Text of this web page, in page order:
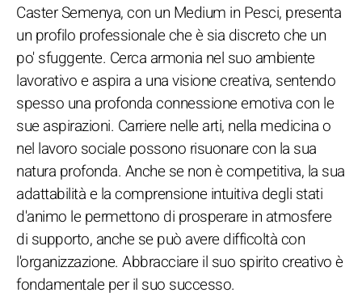
Caster Semenya, con un Medium in Pesci, presenta
un profilo professionale che è sia discreto che un
po' sfuggente. Cerca armonia nel suo ambiente
lavorativo e aspira a una visione creativa, sentendo
spesso una profonda connessione emotiva con le
sue aspirazioni. Carriere nelle arti, nella medicina o
nel lavoro sociale possono risuonare con la sua
natura profonda. Anche se non è competitiva, la sua
adattabilità e la comprensione intuitiva degli stati
d'animo le permettono di prosperare in atmosfere
di supporto, anche se può avere difficoltà con
l'organizzazione. Abbracciare il suo spirito creativo è
fondamentale per il suo successo.